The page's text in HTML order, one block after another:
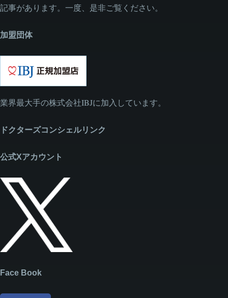
記事があります。一度、是非ご覧ください。
加盟団体
業界最大手の株式会社IBJに加入しています。
ドクターズコンシェルリンク
公式Xアカウント
Face Book